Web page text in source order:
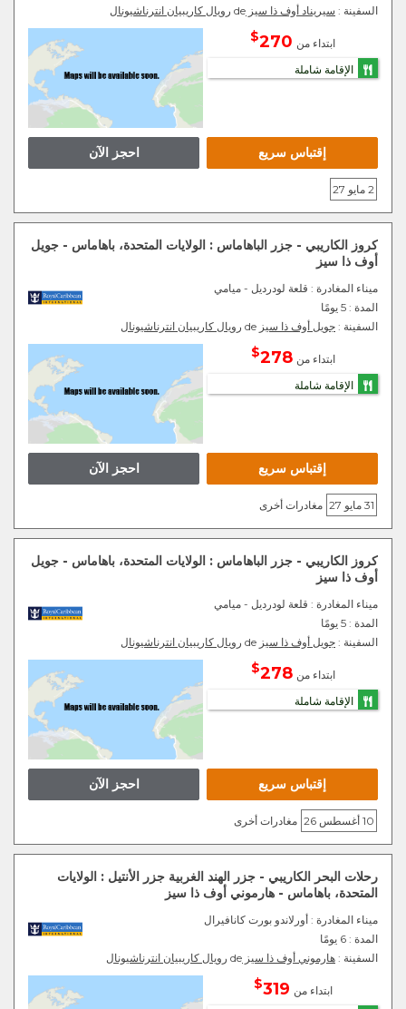
السفينة : سيريناد أوف ذا سيز de رويال كاريبيان انترناشيونال
ابتداء من 270
$
الإقامة شاملة
احجز الآن إقتباس سريع
2 مايو 27
كروز الكاريبي - جزر الباهاماس : الولايات المتحدة، باهاماس - جويل
أوف ذا سيز
ميناء المغادرة : قلعة لودرديل - ميامي
المدة : 5 يومًا
السفينة : جويل أوف ذا سيز رويال كاريبيان انترناشيونال
ابتداء من 278
$
الإقامة شاملة
احجز الآن إقتباس سريع
31 مايو 27 مغادرات أخرى
كروز الكاريبي - جزر الباهاماس : الولايات المتحدة، باهاماس - جويل
أوف ذا سيز
ميناء المغادرة : قلعة لودرديل - ميامي
المدة : 5 يومًا
السفينة : جويل أوف ذا سيز رويال كاريبيان انترناشيونال
ابتداء من 278
$
الإقامة شاملة
احجز الآن إقتباس سريع
10 أغسطس 26 مغادرات أخرى
رحلات البحر الكاريبي - جزر الهند الغربية جزر الأنتيل : الولايات
المتحدة، باهاماس - هارموني أوف ذا سيز
ميناء المغادرة : أورلاندو بورت كانافيرال
المدة : 6 يومًا
السفينة : هارموني أوف ذا سيز de رويال كاريبيان انترناشيونال
ابتداء من 319
$